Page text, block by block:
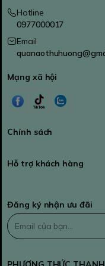
Hotline
0977000017
Email
Mạng xã hội
Chính sách
Hỗ trợ khách hàng
Đăng ký nhận ưu đãi